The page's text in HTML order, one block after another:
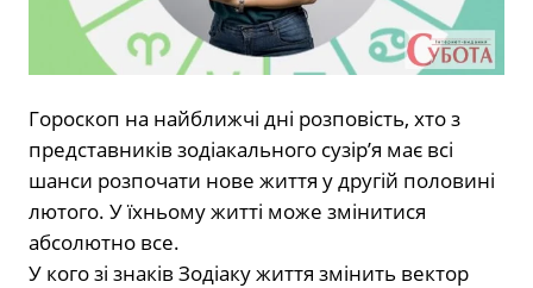
Гороскоп на найближчі дні розповість, хто з
представників зодіакального сузір’я має всі
шанси розпочати нове життя у другій половині
лютого. У їхньому житті може змінитися
абсолютно все.
У кого зі знаків Зодіаку життя змінить вектор